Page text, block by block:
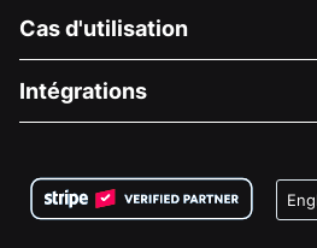
À propos de nous
Carrières
Confidentialité
Cas d'utilisation
Collecte de fonds médicale
Collecte de fonds caritative
Intégrations
Plugin de don Wix